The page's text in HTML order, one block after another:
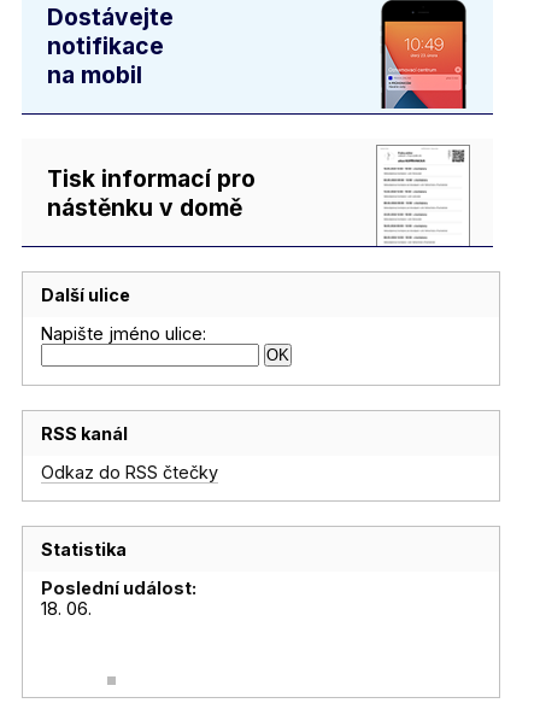
Dostávejte
notifikace
na mobil
Tisk informací pro
nástěnku v domě
Další ulice
Napište jméno ulice:
RSS kanál
Odkaz do RSS čtečky
Statistika
Poslední událost:
18. 06.